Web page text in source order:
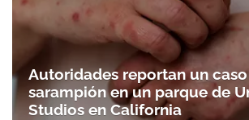
Autoridades reportan un
sarampión en un parque de
Studios en California